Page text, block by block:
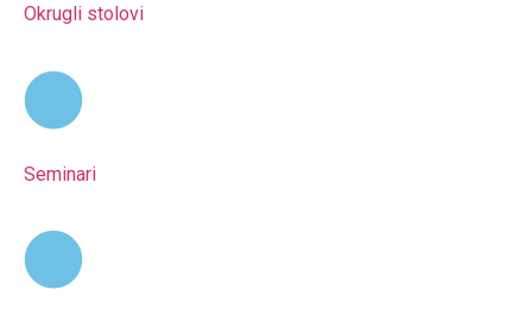
Okrugli stolovi
Seminari